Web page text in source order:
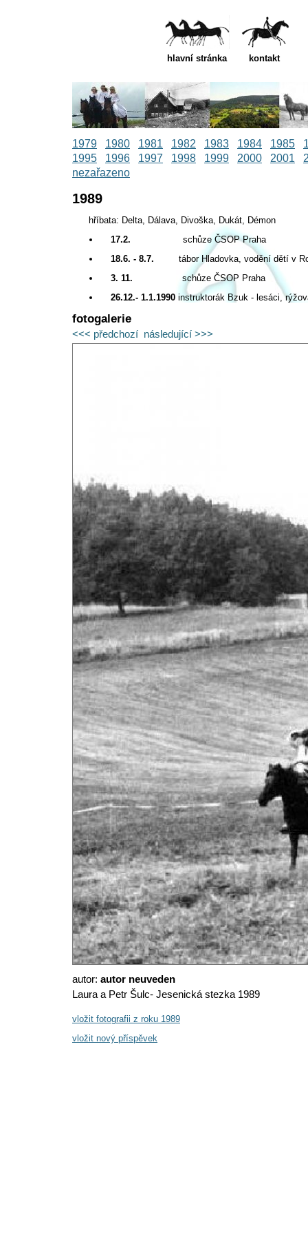
hlavní stránka kontakt
1979 1980 1981 1982 1983 1984 1985
1995
1996 1997 1998 1999 2000 2001
nezařazeno
1989
hříbata: Delta, Dálava, Divoška, Dukát, Démon
17.2. schůze ČSOP Praha
18.6. - 8.7. tábor Hladovka, vodění dětí v
3. 11. schůze ČSOP Praha
26.12.- 1.1.1990 instruktorák Bzuk - lesáci,
fotogalerie
<<< předchozí následující >>>
autor: autor neuveden
Laura a Petr Šulc- Jesenická stezka 1989
vložit fotografii z roku 1989
vložit nový příspěvek